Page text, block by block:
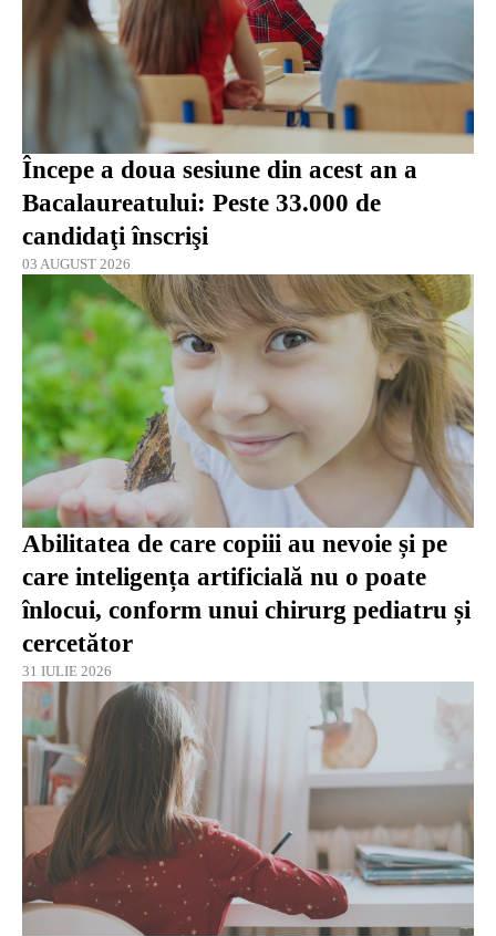
Începe a doua sesiune din acest an a
Bacalaureatului: Peste 33.000 de
candidaţi înscrişi
03 AUGUST 2026
Abilitatea de care copiii au nevoie și pe
care inteligența artificială nu o poate
înlocui, conform unui chirurg pediatru și
cercetător
31 IULIE 2026